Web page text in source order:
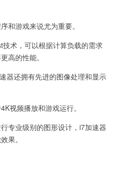
游戏来说尤为重要。
术，可以根据计算负载的需求
高的性能。
还拥有先进的图像处理和显示
频播放和游戏运行。
业级别的图形设计，i7加速器
果。